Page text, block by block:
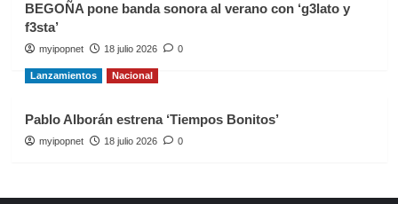
BEGOÑA pone banda sonora al verano con ‘g3lato y
f3sta’
myipopnet 18 julio 2026 0
Lanzamientos Nacional
Pablo Alborán estrena ‘Tiempos Bonitos’
myipopnet 18 julio 2026 0